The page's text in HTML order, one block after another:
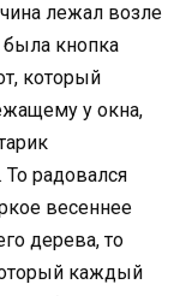
лежал возле
была кнопка
который
у окна,
То радовался
весеннее
дерева, то
каждый